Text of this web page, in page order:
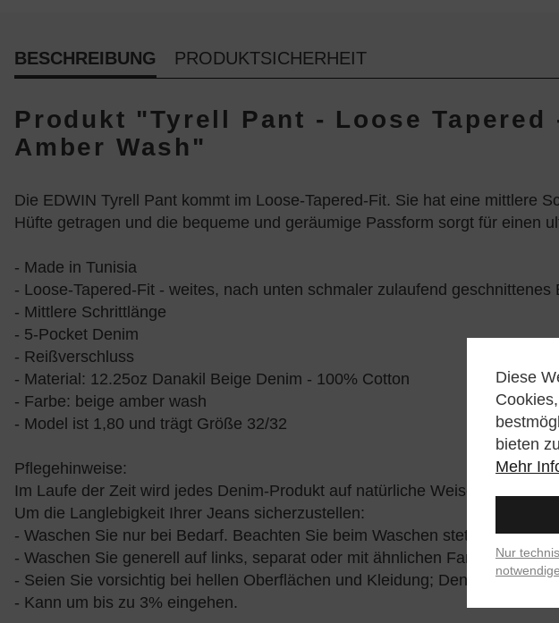
BESCHREIBUNG PRODUKTSICHERHEIT
Produkt "Tyrell Pant - Loose
Amber Wash"
Die EDWIN Tyrell Pant kommt im Loose-Tapered-Fit. Sie hat eine mittlere
Hüfte getragen und die bequeme und geräumige Passform sorgt für einen
- Made in Tunisia
- Loose-Tapered-Fit - weites, nach unten schmaler zulaufend geschnittenes
- Mittlere Schrittlänge
- 5-Pocket Denim
- Reißverschluss
- Material: 12.25oz Danakil Beige Denim - 100% Cotton
- Farbe: beige amber wash
- Model ist 1,80 und trägt Größe 32/32
Pflegehinweise:
Im Laufe der Zeit wird jedes Denim-Produkt auf natürliche Weise eine
Um die Langlebigkeit Ihrer Jeans sicherzustellen:
- Waschen Sie nur bei Bedarf. Beachten Sie beim Waschen stets die
- Waschen Sie generell auf links, separat oder mit ähnlichen Farben.
- Seien Sie vorsichtig bei hellen Oberflächen und Kleidung; Denim kann bei
- Kann um bis zu 3% eingehen.
Diese
bieten
Mehr
Nur
notwendige